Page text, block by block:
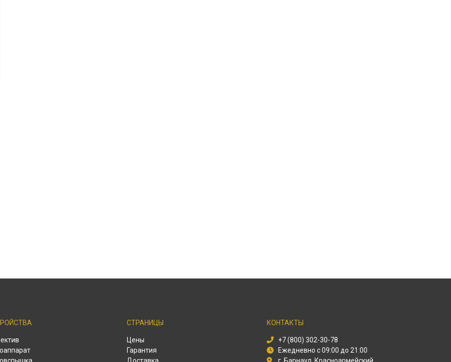
СТРАНИЦЫ
Цены
Гарантия
КОНТАКТЫ
+7 (800) 302-30-78
Ежедневно с 09:00 до 21:00